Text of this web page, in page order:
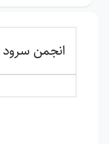
انجمن سرود